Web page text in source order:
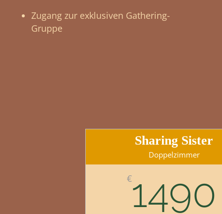
Zugang zur exklusiven Gathering-
Gruppe
Sharing Sister
Doppelzimmer
€1490